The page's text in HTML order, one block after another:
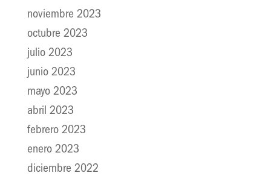
noviembre 2023
octubre 2023
julio 2023
junio 2023
mayo 2023
abril 2023
febrero 2023
enero 2023
diciembre 2022